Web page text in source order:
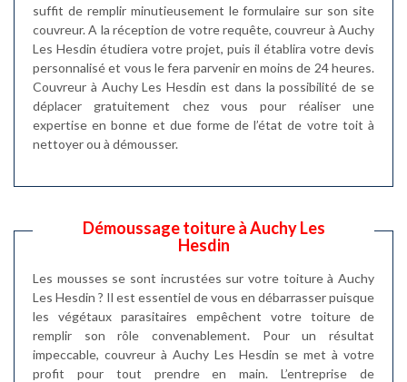
suffit de remplir minutieusement le formulaire sur son site
couvreur. A la réception de votre requête, couvreur à Auchy
Les Hesdin étudiera votre projet, puis il établira votre devis
personnalisé et vous le fera parvenir en moins de 24 heures.
Couvreur à Auchy Les Hesdin est dans la possibilité de se
déplacer gratuitement chez vous pour réaliser une
expertise en bonne et due forme de l’état de votre toit à
nettoyer ou à démousser.
Démoussage toiture à Auchy Les
Hesdin
Les mousses se sont incrustées sur votre toiture à Auchy
Les Hesdin ? Il est essentiel de vous en débarrasser puisque
les végétaux parasitaires empêchent votre toiture de
remplir son rôle convenablement. Pour un résultat
impeccable, couvreur à Auchy Les Hesdin se met à votre
profit pour tout prendre en main. L’entreprise de